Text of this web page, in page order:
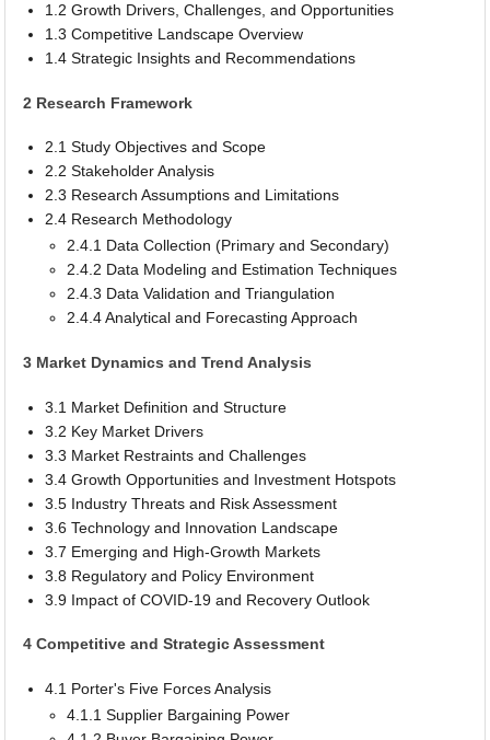
1.2 Growth Drivers, Challenges, and Opportunities
1.3 Competitive Landscape Overview
1.4 Strategic Insights and Recommendations
2 Research Framework
2.1 Study Objectives and Scope
2.2 Stakeholder Analysis
2.3 Research Assumptions and Limitations
2.4 Research Methodology
2.4.1 Data Collection (Primary and Secondary)
2.4.2 Data Modeling and Estimation Techniques
2.4.3 Data Validation and Triangulation
2.4.4 Analytical and Forecasting Approach
3 Market Dynamics and Trend Analysis
3.1 Market Definition and Structure
3.2 Key Market Drivers
3.3 Market Restraints and Challenges
3.4 Growth Opportunities and Investment Hotspots
3.5 Industry Threats and Risk Assessment
3.6 Technology and Innovation Landscape
3.7 Emerging and High-Growth Markets
3.8 Regulatory and Policy Environment
3.9 Impact of COVID-19 and Recovery Outlook
4 Competitive and Strategic Assessment
4.1 Porter's Five Forces Analysis
4.1.1 Supplier Bargaining Power